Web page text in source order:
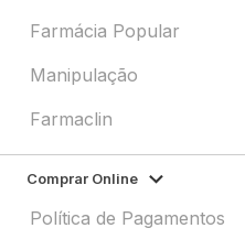
Farmácia Popular
Manipulação
Farmaclin
Comprar Online
Política de Pagamentos